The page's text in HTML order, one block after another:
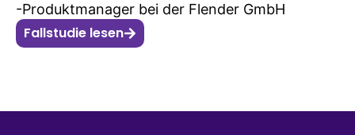
-Produktmanager bei der Flender GmbH
Fallstudie lesen